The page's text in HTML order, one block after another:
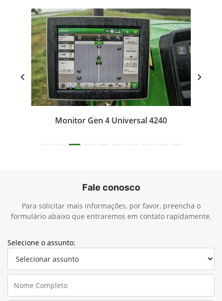
Monitor Gen 4 Universal 4240
Fale conosco
Para solicitar mais informações, por favor, preencha o
formulário abaixo que entraremos em contato rapidamente.
Selecione o assunto: